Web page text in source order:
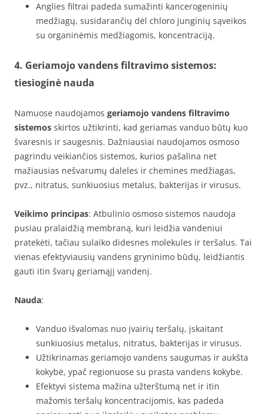
Anglies filtrai padeda sumažinti kancerogeninių
medžiagų, susidarančių dėl chloro junginių sąveikos
su organinėmis medžiagomis, koncentraciją.
4. Geriamojo vandens filtravimo sistemos:
tiesioginė nauda
Namuose naudojamos geriamojo vandens filtravimo
sistemos skirtos užtikrinti, kad geriamas vanduo būtų kuo
švaresnis ir saugesnis. Dažniausiai naudojamos osmoso
pagrindu veikiančios sistemos, kurios pašalina net
mažiausias nešvarumų daleles ir chemines medžiagas,
pvz., nitratus, sunkiuosius metalus, bakterijas ir virusus.
Veikimo principas: Atbulinio osmoso sistemos naudoja
pusiau pralaidžią membraną, kuri leidžia vandeniui
pratekėti, tačiau sulaiko didesnes molekules ir teršalus. Tai
vienas efektyviausių vandens gryninimo būdų, leidžiantis
gauti itin švarų geriamąjį vandenį.
Nauda:
Vanduo išvalomas nuo įvairių teršalų, įskaitant
sunkiuosius metalus, nitratus, bakterijas ir virusus.
Užtikrinamas geriamojo vandens saugumas ir aukšta
kokybė, ypač regionuose su prasta vandens kokybe.
Efektyvi sistema mažina užterštumą net ir itin
mažomis teršalų koncentracijomis, kas padeda